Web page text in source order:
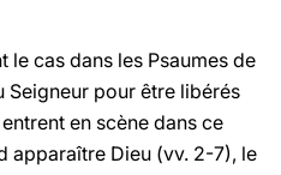
le cas dans les Psaumes de
pour être libérés
en scène dans ce
apparaître Dieu (vv. 2-7), le